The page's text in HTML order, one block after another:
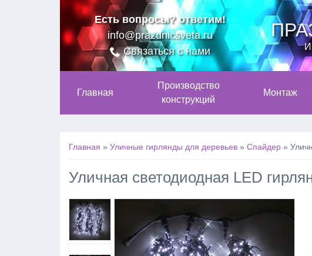
Есть вопросы? ответим!
info@prazdnicsveta.ru
Связаться с нами
Главная
Производство
конструкций
Монтаж
Главная » Уличные гирлянды для деревьев » Спайдер »
Уличная светодиодная LED